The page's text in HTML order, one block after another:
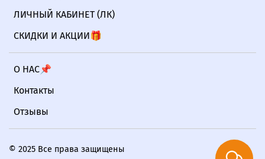
ЛИЧНЫЙ КАБИНЕТ (ЛК)
СКИДКИ И АКЦИИ🎁
О НАС📌
Контакты
Отзывы
© 2025 Все права защищены